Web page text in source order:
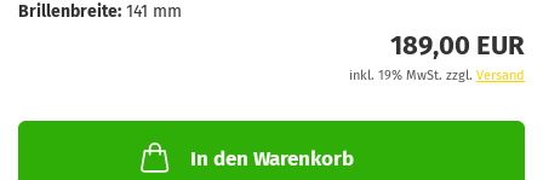
Brillenbreite: 141 mm
189,00 EUR
inkl. 19% MwSt. zzgl. Versand
In den Warenkorb